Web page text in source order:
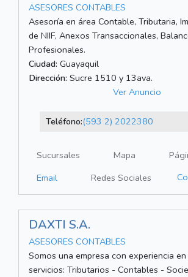
ASESORES CONTABLES
Asesoría en área Contable, Tributaria,
de NIIF, Anexos Transaccionales,
Profesionales.
Ciudad: Guayaquil
Dirección: Sucre 1510 y 13ava.
Ver Anuncio
Teléfono:(593 2) 2022380
Sucursales Mapa
Email
Redes Sociales
DAXTI S.A.
ASESORES CONTABLES
Somos una empresa con experiencia
servicios: Tributarios - Contables -